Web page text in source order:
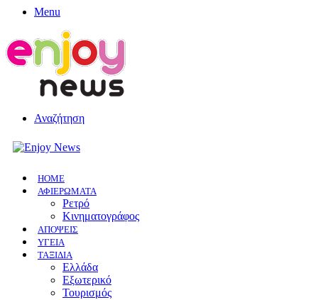
Menu
Αναζήτηση
HOME
ΑΦΙΕΡΩΜΑΤΑ
Ρετρό
Κινηματογράφος
ΑΠΟΨΕΙΣ
ΥΓΕΙΑ
ΤΑΞΙΔΙΑ
Ελλάδα
Εξωτερικό
Τουρισμός